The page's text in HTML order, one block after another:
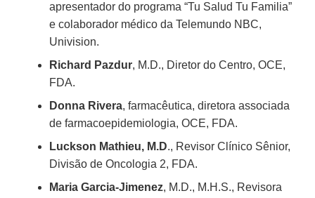
apresentador do programa “Tu Salud Tu Familia”
e colaborador médico da Telemundo NBC,
Univision.
Richard Pazdur, M.D., Diretor do Centro, OCE,
FDA.
Donna Rivera, farmacêutica, diretora associada
de farmacoepidemiologia, OCE, FDA.
Luckson Mathieu, M.D., Revisor Clínico Sênior,
Divisão de Oncologia 2, FDA.
Maria Garcia-Jimenez, M.D., M.H.S., Revisora